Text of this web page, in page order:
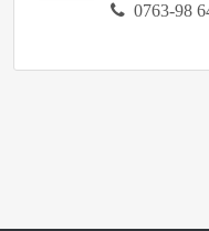
0763-98